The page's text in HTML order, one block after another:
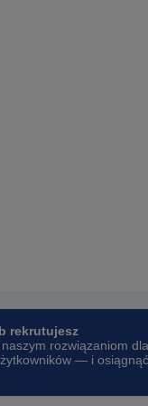
rekrutujesz
rozwiązaniom dla
— i osiągnąć